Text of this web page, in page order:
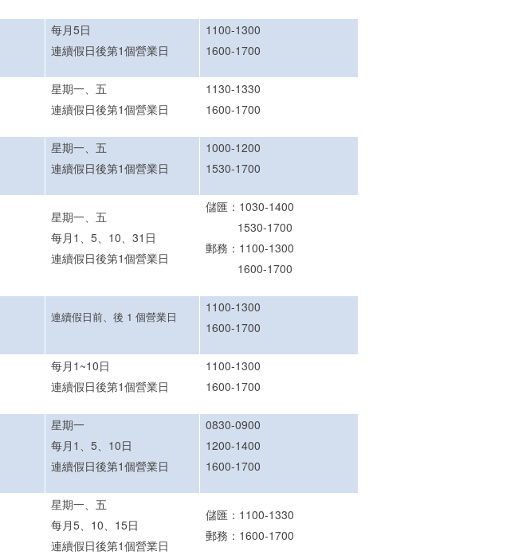
每月5日
連續假日後第1個營業日
1100-1300
1600-1700
星期一、五
連續假日後第1個營業日
1130-1330
1600-1700
星期一、五
連續假日後第1個營業日
1000-1200
1530-1700
星期一、五
每月1 、5、 10、31 日
連續假日後第1個營業日
儲匯：1030-1400
1530-1700
郵務：1100-1300
1600-1700
連續假日前、後 1 個營業日
1100-1300
1600-1700
每月1~10日
連續假日後第1個營業日
1100-1300
1600-1700
星期一
每月1 、5、 10日
連續假日後第1個營業日
0830-0900
1200-1400
1600-1700
星期一、五
每月5、 10、 15日
連續假日後第1個營業日
儲匯：1100-1330
郵務：1600-1700